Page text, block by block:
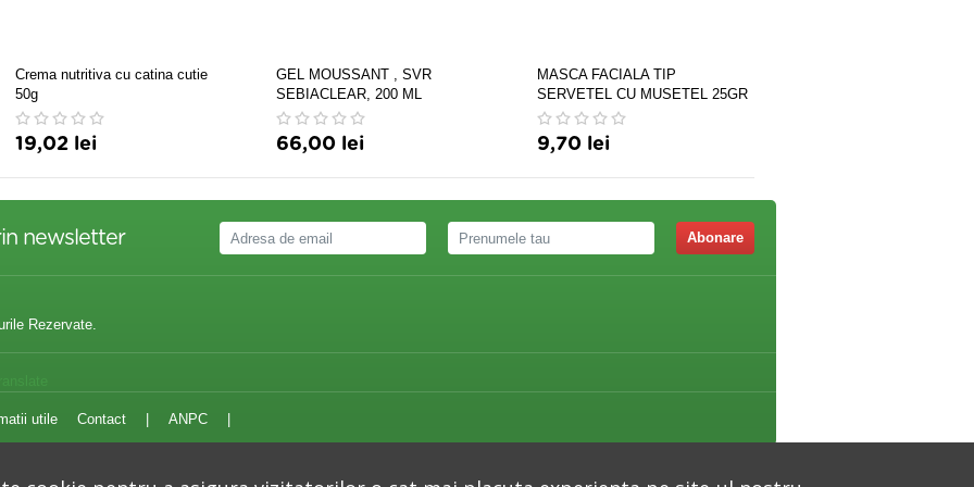
Crema nutritiva cu catina cutie
50g
19,02 lei
GEL MOUSSANT , SVR
SEBIACLEAR, 200 ML
66,00 lei
MASCA FACIALA TIP
SERVETEL CU MUSETEL 25GR
9,70 lei
newsletter Abonare
Rezervate.
utile Contact ANPC